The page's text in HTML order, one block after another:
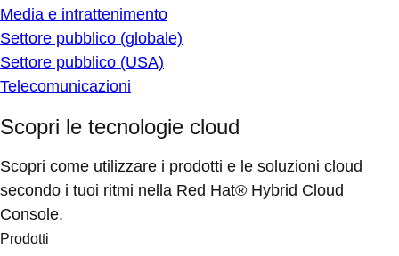
Media e intrattenimento
Settore pubblico (globale)
Settore pubblico (USA)
Telecomunicazioni
Scopri le tecnologie cloud
Scopri come utilizzare i prodotti e le soluzioni cloud
secondo i tuoi ritmi nella Red Hat® Hybrid Cloud
Console.
Prodotti